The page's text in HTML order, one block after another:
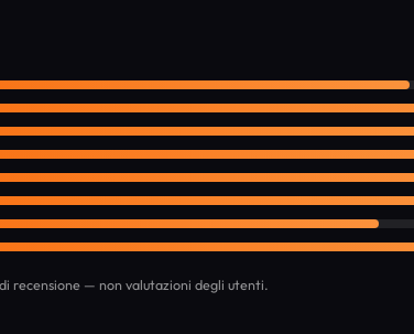
recensione — non valutazioni degli utenti.